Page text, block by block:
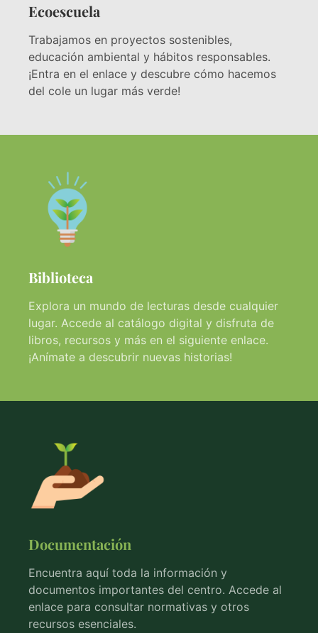
Ecoescuela
Trabajamos en proyectos sostenibles,
educación ambiental y hábitos responsables.
¡Entra en el enlace y descubre cómo hacemos
del cole un lugar más verde!
Biblioteca
Explora un mundo de lecturas desde cualquier
lugar. Accede al catálogo digital y disfruta de
libros, recursos y más en el siguiente enlace.
¡Anímate a descubrir nuevas historias!
Documentación
Encuentra aquí toda la información y
documentos importantes del centro. Accede al
enlace para consultar normativas y otros
recursos esenciales.